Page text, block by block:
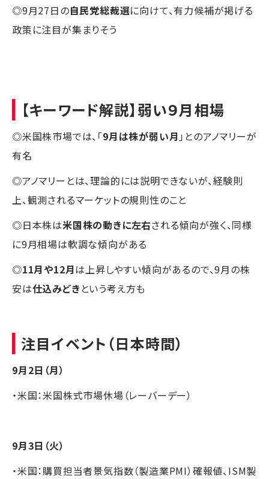
◎9月27日の自民党総裁選に向けて、有力候補が掲げる
政策に注目が集まりそう
【キーワード解説】弱い９月相場
◎米国株市場では、「9月は株が弱い月 」とのアノマリーが
有名
◎アノマリーとは、理論的には説明できないが、経験則
上、観測されるマーケットの規則性のこと
◎日本株は米国株の動きに左右される傾向が強く、同様
に9月相場は軟調な傾向がある
◎11月や12月は上昇しやすい傾向があるので、9月の株
安は仕込みどき という考え方も
注目イベント（日本時間）
9月2日（月）
・米国：米国株式市場休場（レーバーデー）
9月3日（火）
・米国：購買担当者景気指数（製造業PMI）確報値、ISM製